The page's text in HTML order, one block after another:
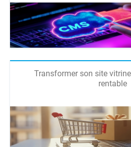
Transformer son site
rentable